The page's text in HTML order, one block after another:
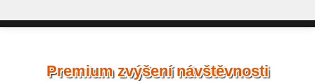
Premium zvýšení návštěvnosti